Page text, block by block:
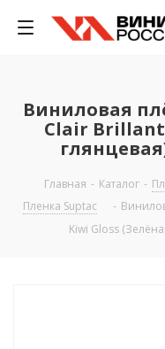
Виниловая
Clair Brillant
Главная - Каталог -
Пленка Suptac
-
Kiwi Gloss